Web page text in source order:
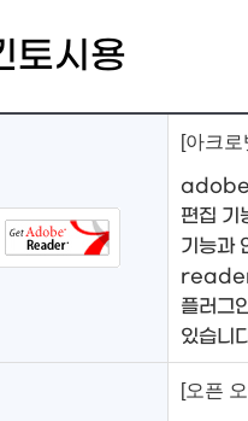
토시용
[아크
adobe
편집 기
기능과
reader
플러그
있습니
[오픈